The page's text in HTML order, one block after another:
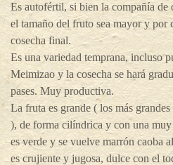
Es autofértil, si bien la compañía de
el tamaño del fruto sea mayor y por
cosecha final.
Es una variedad temprana, incluso
Meimizao y la cosecha se hará
pases. Muy productiva.
La fruta es grande ( los más
), de forma cilíndrica y con una
es verde y se vuelve marrón caoba
es crujiente y jugosa, dulce con el